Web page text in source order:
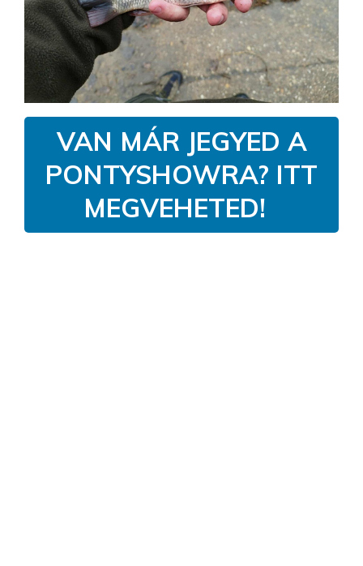
VAN MÁR JEGYED A
PONTYSHOWRA? ITT
MEGVEHETED!